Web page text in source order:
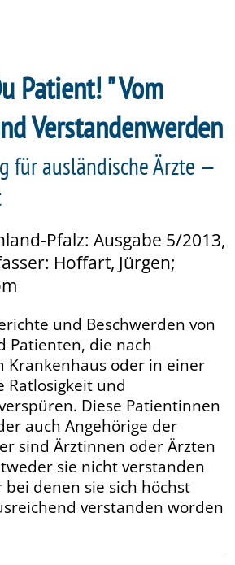
Patient! " Vom
Verstandenwerden
für ausländische Ärzte —
Pfalz: Ausgabe 5/2013,
Hoffart, Jürgen;
und Beschwerden von
Patienten, die nach
Krankenhaus oder in einer
Ratlosigkeit und
Diese Patientinnen
auch Angehörige der
sind Ärztinnen oder Ärzten
sie nicht verstanden
denen sie sich höchst
verstanden worden